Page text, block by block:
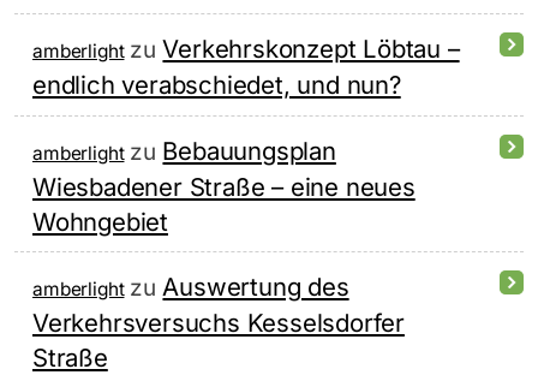
amberlightzuVerkehrskonzept Löbtau –
endlich verabschiedet, und nun?
amberlightzu Bebauungsplan
Wiesbadener Straße – eine neues
Wohngebiet
amberlightzuAuswertung des
Verkehrsversuchs Kesselsdorfer
Straße